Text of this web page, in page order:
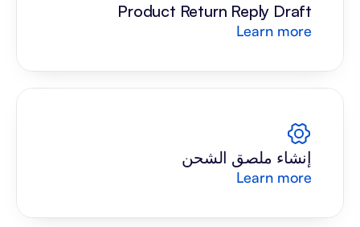
Product Return Reply Draft
Learn more
إنشاء ملصق الشحن
Learn more